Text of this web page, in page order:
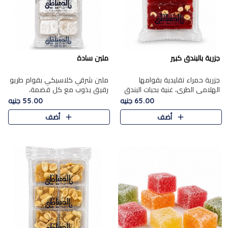
جزرية بالبندق كبير
جزرية حمراء تقليدية بقوامها
الهلامي الطري، غنية بحبات البندق
الفاخرة التي تضيف قرمشة راقية
إلى قوامها الناعم، لتقدم مزيجًا
متوازنًا من النكه..
65.00 جنيه
أضف
ملبن سادة
ملبن شرقي كلاسيكي بقوام طريو
رقيق يذوب مع كل قضمة،
مغطى بطبقة ناعمة من السكر
البودرة ليقدم المذاق الأصيل الذي
ارتبط بحلويات المولد التقليدي..
55.00 جنيه
أضف